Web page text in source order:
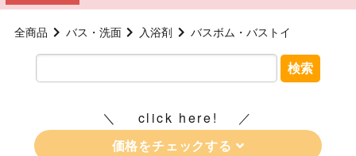
全商品 バス・洗面 入浴剤 バスボム・バストイ
検索
click here!
価格をチェックする